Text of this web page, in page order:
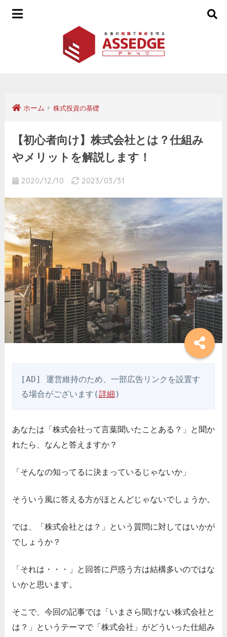
ホーム 株式投資の基礎
【初心者向け】株式会社とは？仕組み
やメリットを解説します！
2020/12/10 2023/03/31
[AD] 運営維持のため、一部広告リンクを設置す
る場合がございます(詳細 )
あなたは「株式会社って言葉聞いたことある？」と聞か
れたら、なんと答えますか？
「そんなの知ってるに決まっているじゃないか」
そういう風に答える方がほとんどじゃないでしょうか。
では、「株式会社とは？」という質問に対してはいかが
でしょうか？
「それは・・・」と回答に戸惑う方は結構多いのではな
いかと思います。
そこで、今回の記事では「いまさら聞けない株式会社と
は？」というテーマで「株式会社」がどういった仕組み